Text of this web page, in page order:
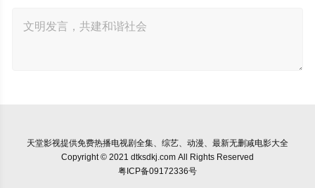
天堂影视提供免费热播电视剧全集、综艺、动漫、最新无删减电影大全
Copyright © 2021 dtksdkj.com All Rights Reserved
粤ICP备09172336号